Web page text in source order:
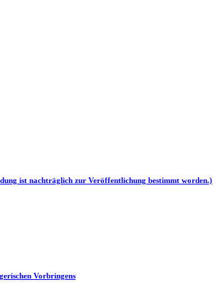
ist nachträglich zur Veröffentlichung bestimmt worden.)
Vorbringens